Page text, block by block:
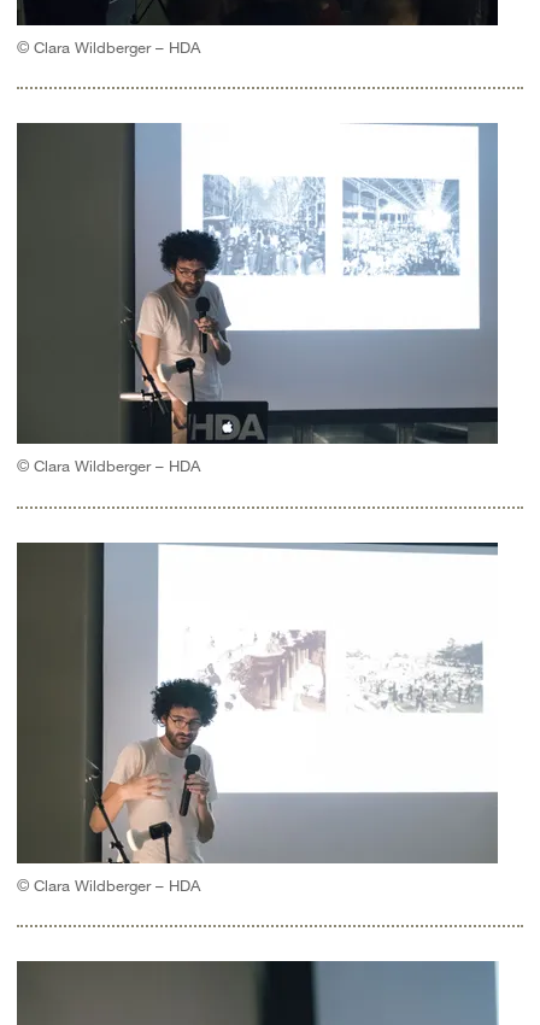
© Clara Wildberger – HDA
© Clara Wildberger – HDA
© Clara Wildberger – HDA